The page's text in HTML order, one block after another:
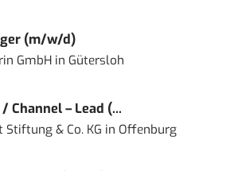
(m/w/d)
GmbHin Gütersloh
Channel – Lead (...
Stiftung & Co. KG in Offenburg